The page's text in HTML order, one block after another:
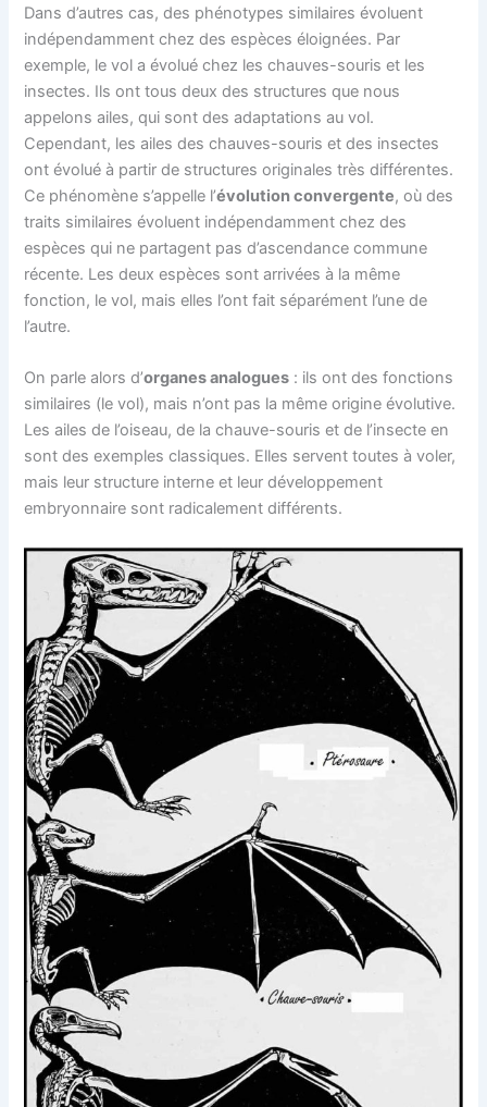
Dans d’autres cas, des phénotypes similaires évoluent
indépendamment chez des espèces éloignées. Par
exemple, le vol a évolué chez les chauves-souris et les
insectes. Ils ont tous deux des structures que nous
appelons ailes, qui sont des adaptations au vol.
Cependant, les ailes des chauves-souris et des insectes
ont évolué à partir de structures originales très différentes.
Ce phénomène s’appelle l’évolution convergente, où des
traits similaires évoluent indépendamment chez des
espèces qui ne partagent pas d’ascendance commune
récente. Les deux espèces sont arrivées à la même
fonction, le vol, mais elles l’ont fait séparément l’une de
l’autre.
On parle alors d’organes analogues : ils ont des fonctions
similaires (le vol), mais n’ont pas la même origine évolutive.
Les ailes de l’oiseau, de la chauve-souris et de l’insecte en
sont des exemples classiques. Elles servent toutes à voler,
mais leur structure interne et leur développement
embryonnaire sont radicalement différents.